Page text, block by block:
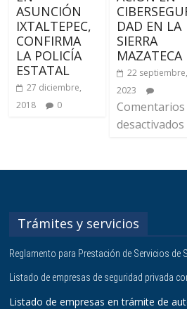
ASUNCIÓN
IXTALTEPEC,
CONFIRMA
LA POLICÍA
ESTATAL
27 diciembre,
2018
0
DAD EN LA
SIERRA
MAZATECA
22 septiembre,
2023
Comentarios
desactivados
Trámites y servicios
Reglamento para Prestación de Servicios de
Listado de empresas de seguridad privada
Listado de empresas en trámite de